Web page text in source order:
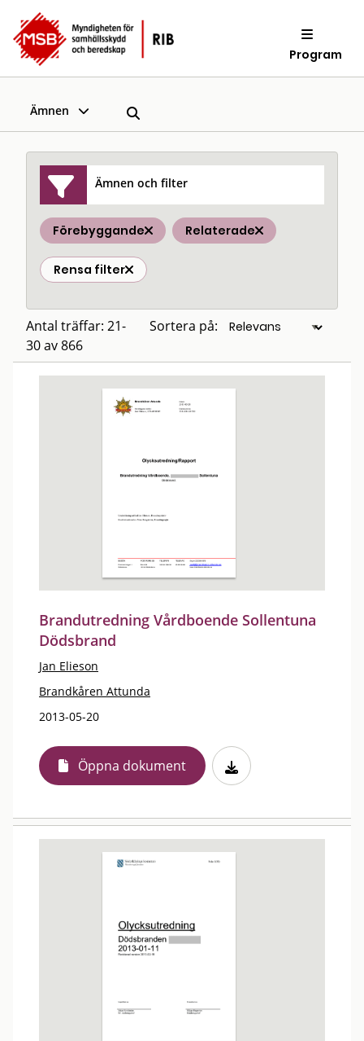
Program
Ämnen
Ämnen och filter
Förebyggande Relaterade
Rensa filter
Antal träffar: 21-
30 av 866
Sortera på:
Brandutredning Vårdboende Sollentuna
Dödsbrand
Jan Elieson
Brandkåren Attunda
2013-05-20
Öppna dokument